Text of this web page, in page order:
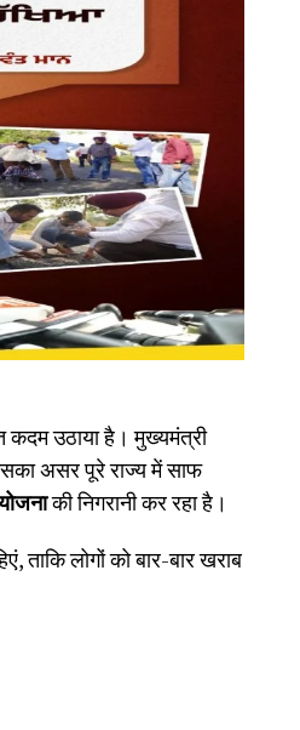
उठाया है। मुख्यमंत्री
असर पूरे राज्य में साफ
की निगरानी कर रहा है।
लोगों को बार-बार खराब